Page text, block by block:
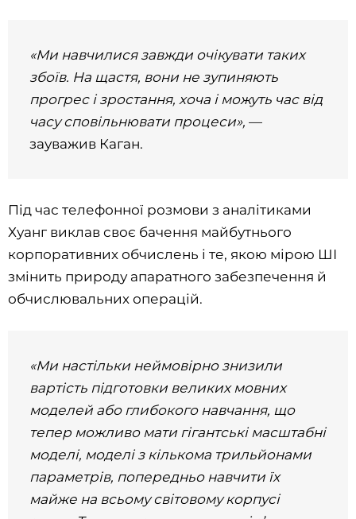
«Ми навчилися завжди очікувати таких
збоїв. На щастя, вони не зупиняють
прогрес і зростання, хоча і можуть час від
часу сповільнювати процеси», —
зауважив Каган.
Під час телефонної розмови з аналітиками
Хуанг виклав своє бачення майбутнього
корпоративних обчислень і те, якою мірою ШІ
змінить природу апаратного забезпечення й
обчислювальних операцій.
«Ми настільки неймовірно знизили
вартість підготовки великих мовних
моделей або глибокого навчання, що
тепер можливо мати гігантські масштабні
моделі, моделі з кількома трильйонами
параметрів, попередньо навчити їх
майже на всьому світовому корпусі